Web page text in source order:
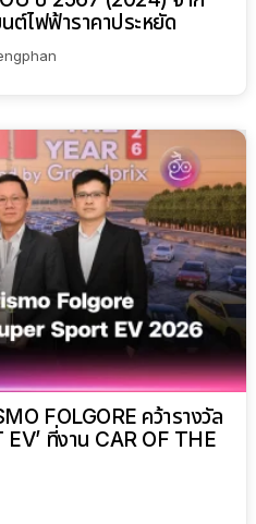
ต์ไฟฟ้าราคาประหยัด
FOLGORE คว้ารางวัล
ที่งาน CAR OF THE